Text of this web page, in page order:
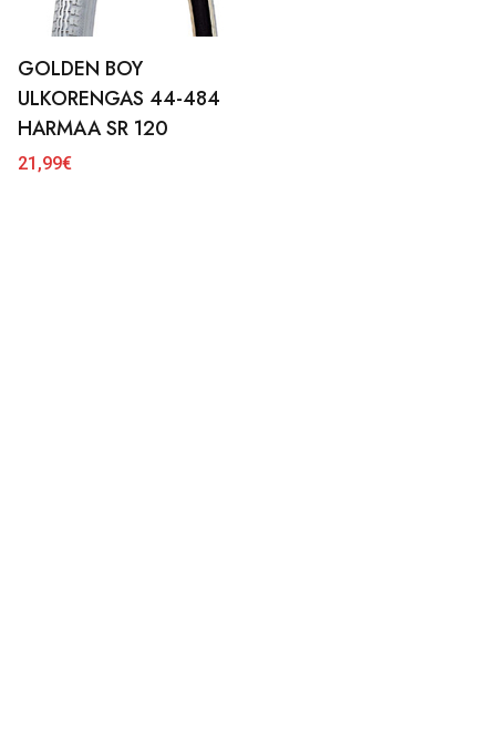
GOLDEN BOY
ULKORENGAS 44-484
HARMAA SR 120
21,99€